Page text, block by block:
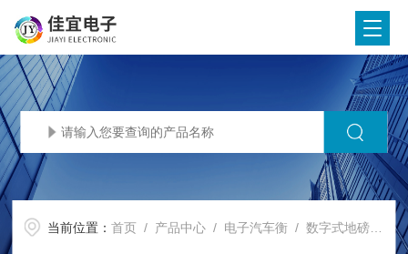
当前位置：首页 / 产品中心 / 电子汽车衡 /数字式地磅秤 /